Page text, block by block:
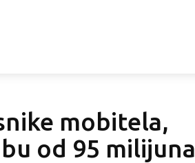
mobitela,
od 95 milijuna